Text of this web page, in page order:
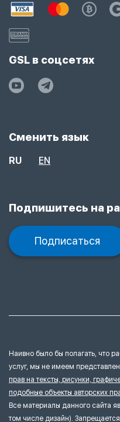
GSL в соцсетях
Сменить язык
RU EN
Подпишитесь на
Подписаться
Наивно было бы полагать, что
услуг, мы не имеем
прав на тексты, рисунки,
подобные объекты авторских
Все материалы данного сайта
том числе дизайн).